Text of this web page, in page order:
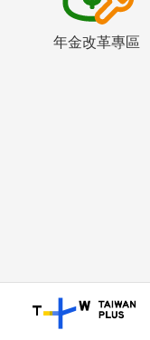
年金改革專區